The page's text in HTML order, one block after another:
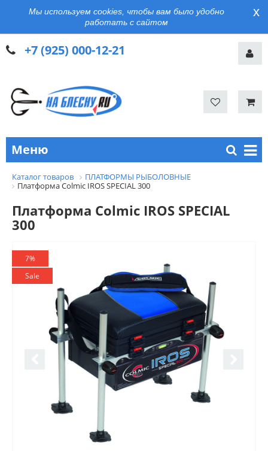
Мы используем cookies, чтобы вам было удобно
работать с сайтом
x
+7 (925) 000-12-21
Меню
Каталог товаров
ПЛАТФОРМЫ РЫБОЛОВНЫЕ
Платформа Colmic IROS SPECIAL 300
Платформа Colmic IROS SPECIAL
300
7%
Sale